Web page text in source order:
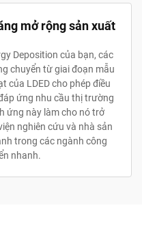
mở rộng sản xuất
Deposition của bạn, các
chuyển từ giai đoạn mẫu
của LDED cho phép điều
ứng nhu cầu thị trường
ứng này làm cho nó trở
nghiên cứu và nhà sản
trong các ngành công
nhanh.